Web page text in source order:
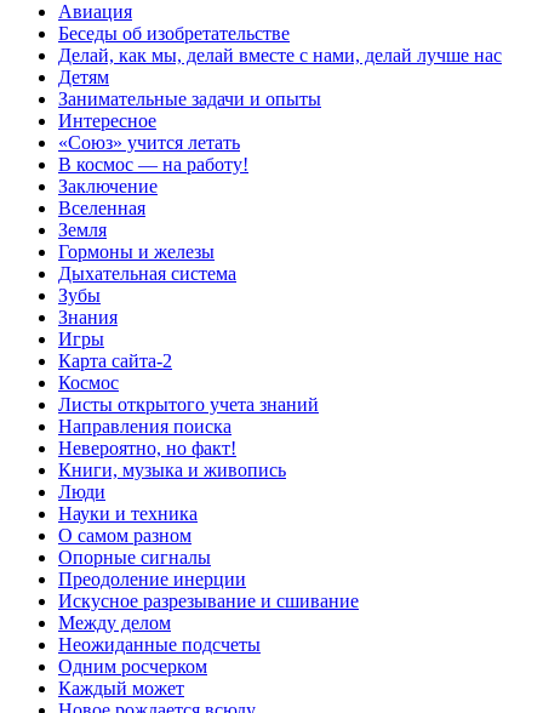
Авиация
Беседы об изобретательстве
Делай, как мы, делай вместе с нами, делай лучше нас
Детям
Занимательные задачи и опыты
Интересное
«Союз» учится летать
В космос — на работу!
Заключение
Вселенная
Земля
Гормоны и железы
Дыхательная система
Зубы
Знания
Игры
Карта сайта-2
Космос
Листы открытого учета знаний
Направления поиска
Невероятно, но факт!
Книги, музыка и живопись
Люди
Науки и техника
О самом разном
Опорные сигналы
Преодоление инерции
Искусное разрезывание и сшивание
Между делом
Неожиданные подсчеты
Одним росчерком
Каждый может